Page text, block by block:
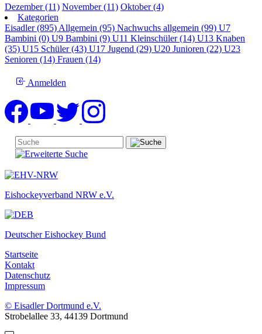
Dezember (11) November (11) Oktober (4)
Kategorien
Eisadler (895) Allgemein (95) Nachwuchs allgemein (99) U7
Bambini (0) U9 Bambini (9) U11 Kleinschüler (14) U13 Knaben
(35) U15 Schüler (43) U17 Jugend (29) U20 Junioren (22) U23
Senioren (14) Frauen (14)
Anmelden
Eishockeyverband NRW e.V.
Deutscher Eishockey Bund
Startseite
Kontakt
Datenschutz
Impressum
© Eisadler Dortmund e.V.
Strobelallee 33, 44139 Dortmund